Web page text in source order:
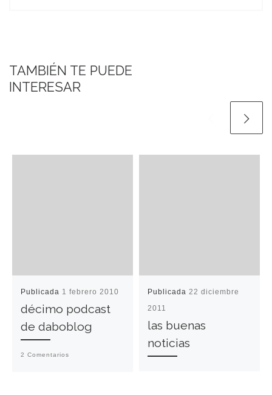
TAMBIÉN TE PUEDE
INTERESAR
Publicada 1 febrero 2010
décimo podcast
de daboblog
2 Comentarios
Publicada22 diciembre
2011
las buenas
noticias